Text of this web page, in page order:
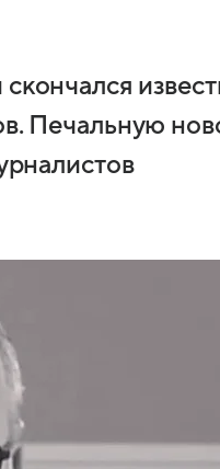
Печальную